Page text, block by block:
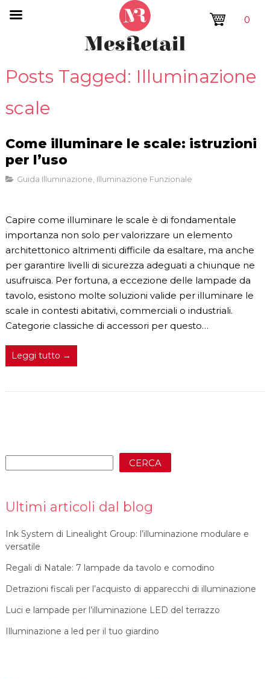
0
Posts Tagged: Illuminazione
scale
Come illuminare le scale: istruzioni
per l’uso
Guida Illuminazione, Illuminazione Funzionale
Capire come illuminare le scale è di fondamentale
importanza non solo per valorizzare un elemento
architettonico altrimenti difficile da esaltare, ma anche
per garantire livelli di sicurezza adeguati a chiunque ne
usufruisca. Per fortuna, a eccezione delle lampade da
tavolo, esistono molte soluzioni valide per illuminare le
scale in contesti abitativi, commerciali o industriali.
Categorie classiche di accessori per questo…
Leggi tutto →
CERCA
Ultimi articoli dal blog
Ink System di Linealight Group: l’illuminazione modulare e
versatile
Regali di Natale: 7 lampade da tavolo e comodino
Detrazioni fiscali per l’acquisto di apparecchi di illuminazione
Luci e lampade per l’illuminazione LED del terrazzo
Illuminazione a led per il tuo giardino